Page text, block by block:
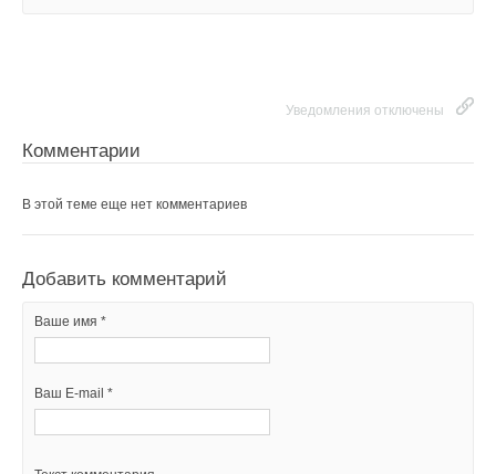
Уведомления отключены
Комментарии
В этой теме еще нет комментариев
Добавить комментарий
Ваше имя *
Ваш E-mail *
Ваш E-mail *